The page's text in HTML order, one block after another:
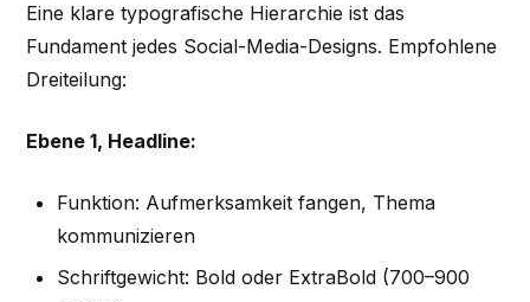
Eine klare typografische Hierarchie ist das
Fundament jedes Social-Media-Designs. Empfohlene
Dreiteilung:
Ebene 1, Headline:
Funktion: Aufmerksamkeit fangen, Thema
kommunizieren
Schriftgewicht: Bold oder ExtraBold (700–900